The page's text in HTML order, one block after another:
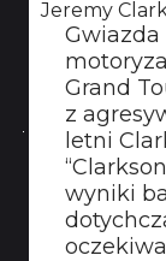
Jeremy
Grand
z
letni
wyniki